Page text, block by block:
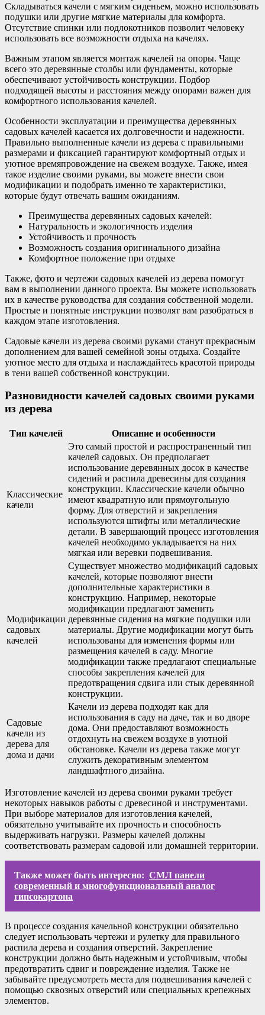
Складываться качели с мягким сиденьем, можно использовать
подушки или другие мягкие материалы для комфорта.
Отсутствие спинки или подлокотников позволит человеку
использовать все возможности отдыха на качелях.
Важным этапом является монтаж качелей на опоры. Чаще
всего это деревянные столбы или фундаменты, которые
обеспечивают устойчивость конструкции. Подбор
подходящей высоты и расстояния между опорами важен для
комфортного использования качелей.
Особенности эксплуатации и преимущества деревянных
садовых качелей касается их долговечности и надежности.
Правильно выполненные качели из дерева с правильными
размерами и фиксацией гарантируют комфортный отдых и
уютное времяпровождение на свежем воздухе. Также, имея
такое изделие своими руками, вы можете внести свои
модификации и подобрать именно те характеристики,
которые будут отвечать вашим ожиданиям.
Преимущества деревянных садовых качелей:
Натуральность и экологичность изделия
Устойчивость и прочность
Возможность создания оригинального дизайна
Комфортное положение при отдыхе
Также, фото и чертежи садовых качелей из дерева помогут
вам в выполнении данного проекта. Вы можете использовать
их в качестве руководства для создания собственной модели.
Простые и понятные инструкции позволят вам разобраться в
каждом этапе изготовления.
Садовые качели из дерева своими руками станут прекрасным
дополнением для вашей семейной зоны отдыха. Создайте
уютное место для отдыха и наслаждайтесь красотой природы
в тени вашей собственной конструкции.
Разновидности качелей садовых своими руками
из дерева
Тип качелей Описание и особенности
Классические
качели
Это самый простой и распространенный тип
качелей садовых. Он предполагает
использование деревянных досок в качестве
сидений и распила древесины для создания
конструкции. Классические качели обычно
имеют квадратную или прямоугольную
форму. Для отверстий и закрепления
используются штифты или металлические
детали. В завершающий процесс изготовления
качелей необходимо укладывается на них
мягкая или веревки подвешивания.
Модификации
садовых
качелей
Существует множество модификаций садовых
качелей, которые позволяют внести
дополнительные характеристики в
конструкцию. Например, некоторые
модификации предлагают заменить
деревянные сидения на мягкие подушки или
материалы. Другие модификации могут быть
использованы для изменения формы или
размещения качелей в саду. Многие
модификации также предлагают специальные
способы закрепления качелей для
предотвращения сдвига или стык деревянной
конструкции.
Садовые
качели из
дерева для
дома и дачи
Качели из дерева подходят как для
использования в саду на даче, так и во дворе
дома. Они предоставляют возможность
отдохнуть на свежем воздухе в уютной
обстановке. Качели из дерева также могут
служить декоративным элементом
ландшафтного дизайна.
Изготовление качелей из дерева своими руками требует
некоторых навыков работы с древесиной и инструментами.
При выборе материалов для изготовления качелей,
обязательно учитывайте их прочность и способность
выдерживать нагрузки. Размеры качелей должны
соответствовать размерам садовой или домашней территории.
Также может быть интересно: СМЛ панели
современный и многофункциональный аналог
гипсокартона
В процессе создания качельной конструкции обязательно
следует использовать чертежи и рулетку для правильного
распила дерева и создания отверстий. Закрепление
конструкции должно быть надежным и устойчивым, чтобы
предотвратить сдвиг и повреждение изделия. Также не
забывайте предусмотреть места для подвешивания качелей с
помощью сквозных отверстий или специальных крепежных
элементов.